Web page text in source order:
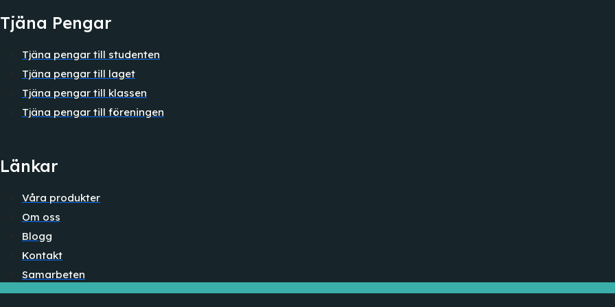
Tjäna Pengar
Tjäna pengar till studenten
Tjäna pengar till laget
Tjäna pengar till klassen
Tjäna pengar till föreningen
Länkar
Våra produkter
Om oss
Blogg
Kontakt
Samarbeten